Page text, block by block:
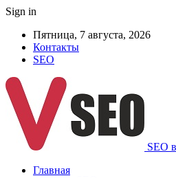
Sign in
Пятница, 7 августа, 2026
Контакты
SEO
SEO
Главная